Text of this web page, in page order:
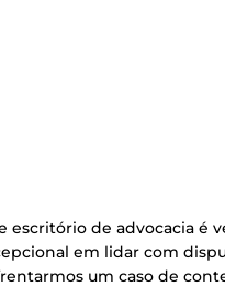
escritório de advocacia é
em lidar com
um caso de